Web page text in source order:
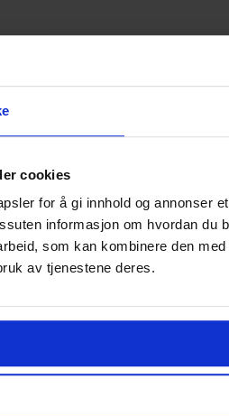
cookies
for å gi innhold og annonser
informasjon om hvordan du
som kan kombinere den
av tjenestene deres.